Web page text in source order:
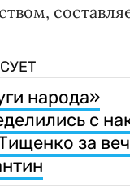
народа»
с
за